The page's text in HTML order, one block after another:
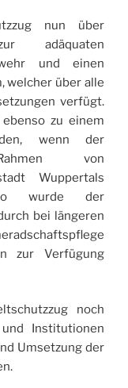
nun über
adäquaten
und einen
welcher über alle
verfügt.
zu einem
wenn der
von
Wuppertals
wurde der
bei längeren
zur Verfügung
noch
Institutionen
Umsetzung der